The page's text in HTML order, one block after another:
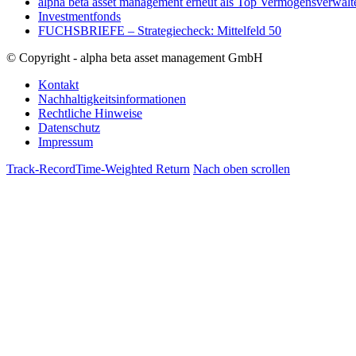
Investmentfonds
FUCHSBRIEFE – Strategiecheck: Mittelfeld 50
© Copyright - alpha beta asset management GmbH
Kontakt
Nachhaltigkeitsinformationen
Rechtliche Hinweise
Datenschutz
Impressum
Track-RecordTime-Weighted Return Nach oben scrollen